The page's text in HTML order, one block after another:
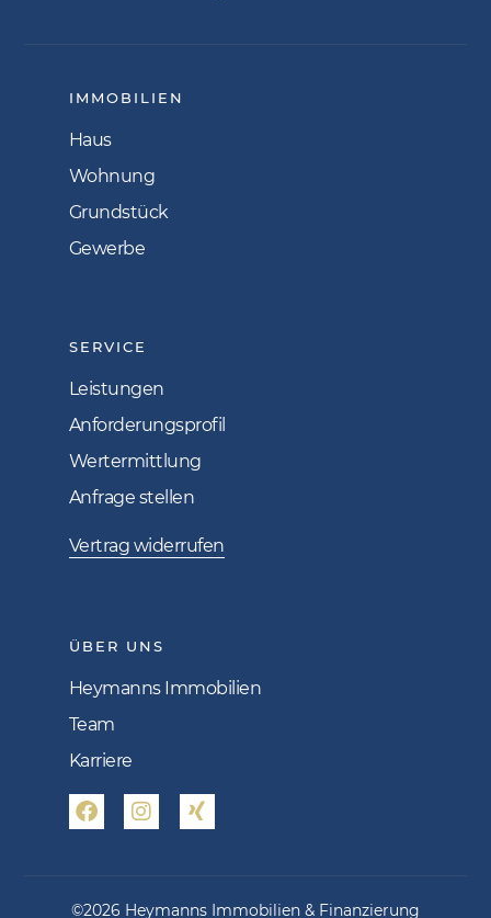
IMMOBILIEN
Haus
Wohnung
Grundstück
Gewerbe
SERVICE
Leistungen
Anforderungsprofil
Wertermittlung
Anfrage stellen
Vertrag widerrufen
ÜBER UNS
Heymanns Immobilien
Team
Karriere
©2026 Heymanns Immobilien & Finanzierung